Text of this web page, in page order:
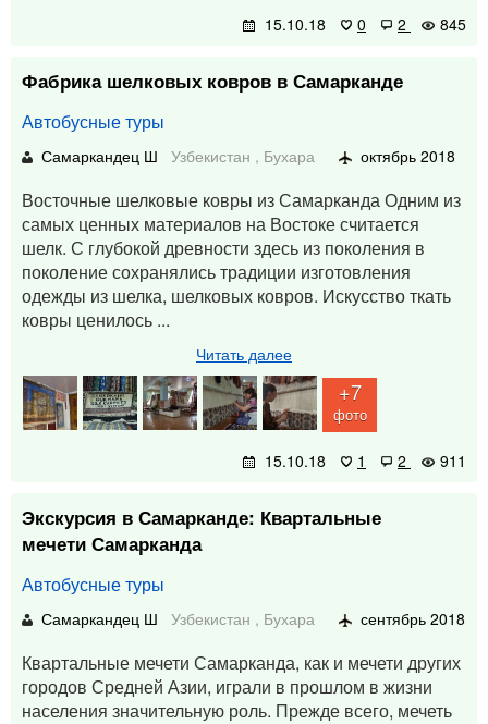
15.10.18 0 2 845
Фабрика шелковых ковров в Самарканде
Автобусные туры
Самаркандец Ш Узбекистан , Бухара октябрь 2018
Восточные шелковые ковры из Самарканда Одним из
самых ценных материалов на Востоке считается
шелк. С глубокой древности здесь из поколения в
поколение сохранялись традиции изготовления
одежды из шелка, шелковых ковров. Искусство ткать
ковры ценилось ...
Читать далее
+7
фото
15.10.18 1 2 911
Экскурсия в Самарканде: Квартальные
мечети Самарканда
Автобусные туры
Самаркандец Ш Узбекистан , Бухара сентябрь 2018
Квартальные мечети Самарканда, как и мечети других
городов Средней Азии, играли в прошлом в жизни
населения значительную роль. Прежде всего, мечеть